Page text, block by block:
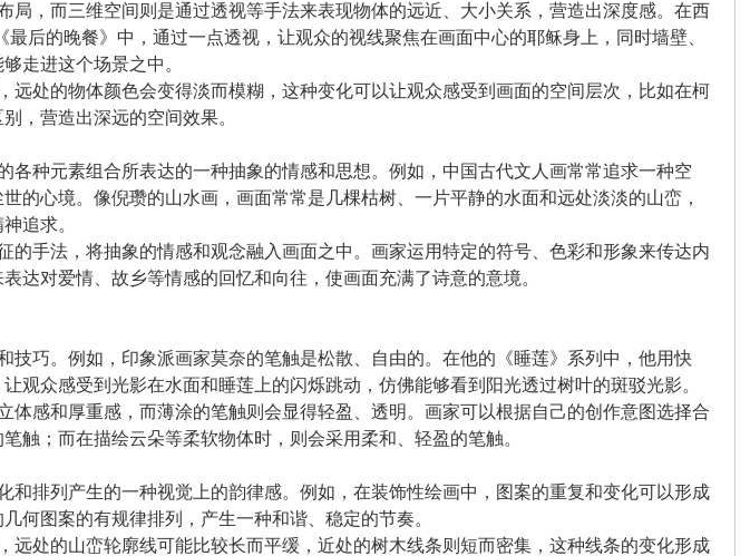
，而三维空间则是通过透视等手法来表现物体的远近、大小关系，营造出深度感。在西
后的晚餐》中，通过一点透视，让观众的视线聚焦在画面中心的耶稣身上，同时墙壁、
走进这个场景之中。
处的物体颜色会变得淡而模糊，这种变化可以让观众感受到画面的空间层次，比如在柯
，营造出深远的空间效果。
种元素组合所表达的一种抽象的情感和思想。例如，中国古代文人画常常追求一种空
的心境。像倪瓒的山水画，画面常常是几棵枯树、一片平静的水面和远处淡淡的山峦，
追求。
手法，将抽象的情感和观念融入画面之中。画家运用特定的符号、色彩和形象来传达内
达对爱情、故乡等情感的回忆和向往，使画面充满了诗意的意境。
巧。例如，印象派画家莫奈的笔触是松散、自由的。在他的《睡莲》系列中，他用快
观众感受到光影在水面和睡莲上的闪烁跳动，仿佛能够看到阳光透过树叶的斑驳光影。
感和厚重感，而薄涂的笔触则会显得轻盈、透明。画家可以根据自己的创作意图选择合
触；而在描绘云朵等柔软物体时，则会采用柔和、轻盈的笔触。
排列产生的一种视觉上的韵律感。例如，在装饰性绘画中，图案的重复和变化可以形成
何图案的有规律排列，产生一种和谐、稳定的节奏。
处的山峦轮廓线可能比较长而平缓，近处的树木线条则短而密集，这种线条的变化形成